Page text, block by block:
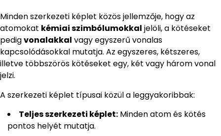
Minden szerkezeti képlet közös jellemzője, hogy az
atomokat kémiai szimbólumokkal jelöli, a kötéseket
pedigvonalakkal vagy egyszerű vonalas
kapcsolódásokkal mutatja. Az egyszeres, kétszeres,
illetve többszörös kötéseket egy, két vagy három vonal
jelzi.
A szerkezeti képlet típusai közül a leggyakoribbak:
Teljes szerkezeti képlet: Minden atom és kötés
pontos helyét mutatja.